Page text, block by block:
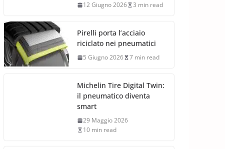
12 Giugno 2026 3 min read
Pirelli porta l’acciaio
riciclato nei pneumatici
5 Giugno 2026 7 min read
Michelin Tire Digital Twin:
il pneumatico diventa
smart
29 Maggio 2026
10 min read